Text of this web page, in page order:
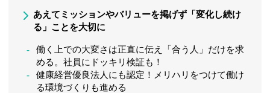
あえてミッションやバリューを掲げず「変化し続け
る」ことを大切に
働く上での大変さは正直に伝え「合う人」だけを求
める。社員にドッキリ検証も！
健康経営優良法人にも認定！メリハリをつけて働け
る環境づくりも進める